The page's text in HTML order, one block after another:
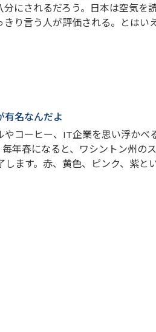
分にされるだろう。日本は空気
り言う人が評価される。とは
有名なんだよ
やコーヒー、IT企業を思い浮か
年春になると、ワシントン州の
します。赤、黄色、ピンク、紫